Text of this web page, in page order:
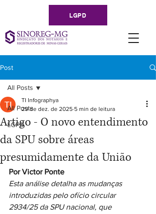
LGPD
Post
All Posts
LGPD
All Posts
Artigo - O novo entendimento
da SPU sobre áreas
presumidamente da União
TI Infographya
29 de dez. de 2025 5 min de leitura
Por Victor Ponte
Esta análise detalha as mudanças
introduzidas pelo ofício circular
2934/25 da SPU nacional, que